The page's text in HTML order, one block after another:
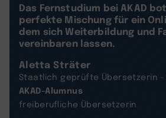
Das Fernstudium bei AKAD
perfekte Mischung für ein
dem sich Weiterbildung und
vereinbaren lassen.
Aletta Sträter
Staatlich geprüfte Übersetzerin -
AKAD-Alumnus
freiberufliche Übersetzerin